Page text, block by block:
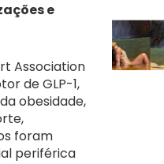
e
Association
de GLP-1,
obesidade,
foram
periférica